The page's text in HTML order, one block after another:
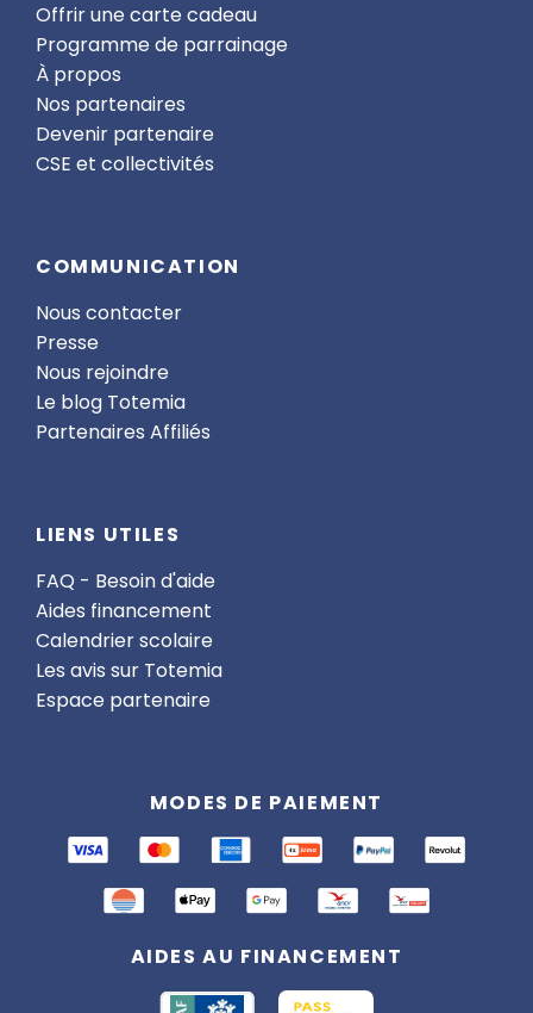
Offrir une carte cadeau
Programme de parrainage
À propos
Nos partenaires
Devenir partenaire
CSE et collectivités
COMMUNICATION
Nous contacter
Presse
Nous rejoindre
Le blog Totemia
Partenaires Affiliés
LIENS UTILES
FAQ - Besoin d'aide
Aides financement
Calendrier scolaire
Les avis sur Totemia
Espace partenaire
MODES DE PAIEMENT
AIDES AU FINANCEMENT